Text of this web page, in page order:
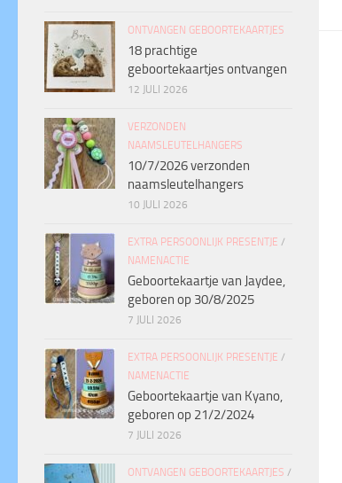
ONTVANGEN GEBOORTEKAARTJES
18 prachtige
geboortekaartjes ontvangen
12 JULI 2026
VERZONDEN
NAAMSLEUTELHANGERS
10/7/2026 verzonden
naamsleutelhangers
10 JULI 2026
EXTRA PERSOONLIJK PRESENTJE /
NAMENACTIE
Geboortekaartje van Jaydee,
geboren op 30/8/2025
7 JULI 2026
EXTRA PERSOONLIJK PRESENTJE /
NAMENACTIE
Geboortekaartje van Kyano,
geboren op 21/2/2024
7 JULI 2026
ONTVANGEN GEBOORTEKAARTJES /